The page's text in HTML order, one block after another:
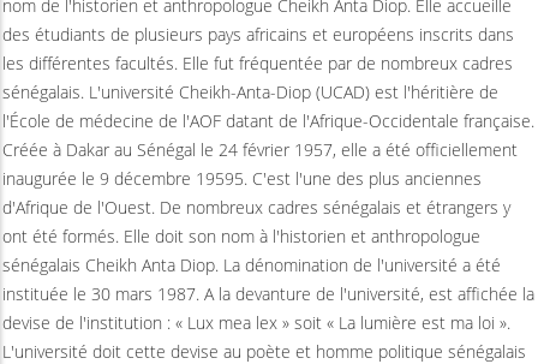
nom de l'historien et anthropologue Cheikh Anta Diop. Elle accueille
des étudiants de plusieurs pays africains et européens inscrits dans
les différentes facultés. Elle fut fréquentée par de nombreux cadres
sénégalais. L'université Cheikh-Anta-Diop (UCAD) est l'héritière de
l'École de médecine de l'AOF datant de l'Afrique-Occidentale française.
Créée à Dakar au Sénégal le 24 février 1957, elle a été officiellement
inaugurée le 9 décembre 19595. C'est l'une des plus anciennes
d'Afrique de l'Ouest. De nombreux cadres sénégalais et étrangers y
ont été formés. Elle doit son nom à l'historien et anthropologue
sénégalais Cheikh Anta Diop. La dénomination de l'université a été
instituée le 30 mars 1987. A la devanture de l'université, est affichée la
devise de l'institution : « Lux mea lex » soit « La lumière est ma loi ».
L'université doit cette devise au poète et homme politique sénégalais